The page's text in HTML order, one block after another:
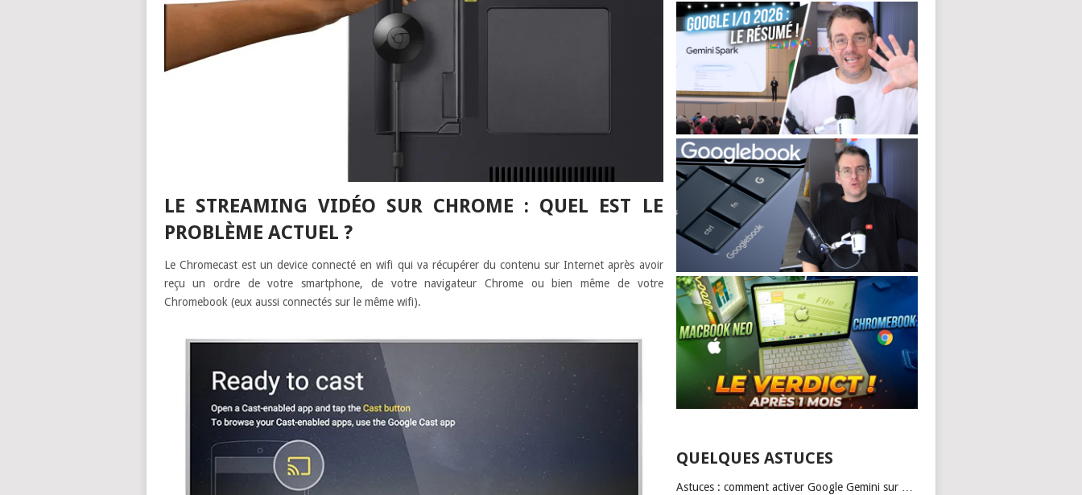
LE STREAMING VIDÉO SUR CHROME : QUEL EST LE
PROBLÈME ACTUEL ?
Le Chromecast est un device connecté en wifi qui va récupérer du contenu sur Internet après avoir
reçu un ordre de votre smartphone, de votre navigateur Chrome ou bien même de votre
Chromebook (eux aussi connectés sur le même wifi).
QUELQUES ASTUCES
Astuces : comment activer Google Gemini sur …